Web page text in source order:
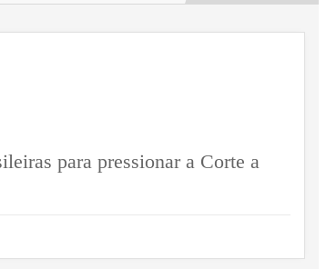
para pressionar a Corte a